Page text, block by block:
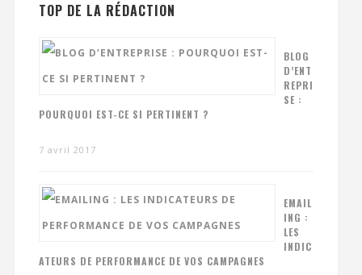
TOP DE LA RÉDACTION
BLOG
D’ENT
REPRI
SE :
POURQUOI EST-CE SI PERTINENT ?
7 avril 2017
EMAIL
ING :
LES
INDIC
ATEURS DE PERFORMANCE DE VOS CAMPAGNES